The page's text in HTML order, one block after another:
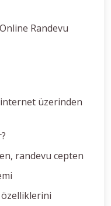
Randevu
üzerinden
randevu cepten
özelliklerini